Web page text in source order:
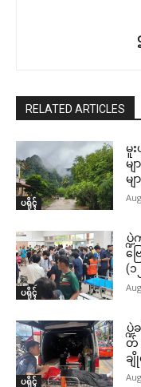
RELATED ARTICLES
ပရိုၚ်
မူ
မ
မျ
ပရိုၚ်
ပ္
ဗ
(၁
ပရိုၚ်
ပ္
တ်
ခ